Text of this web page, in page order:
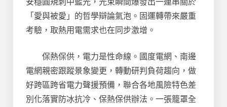
「愛與被愛」的哲學辯論氣泡。固運轉帶來嚴重
考驗，取熱用電需求也在同步激增。
保熱保供，電力是性命線。國度電網、南邊
電網親密跟蹤景象變更，轉動研判負荷趨向，做
好跨區跨省電力聲援預備，聯合各地風險特色差
別化落實防冰抗冷、保熱保供辦法。一張籠罩全